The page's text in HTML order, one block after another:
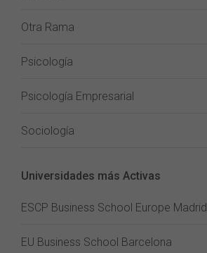
Otra Rama
Psicología
Psicología Empresarial
Sociología
Universidades más Activas
ESCP Business School Europe Madrid
EU Business School Barcelona